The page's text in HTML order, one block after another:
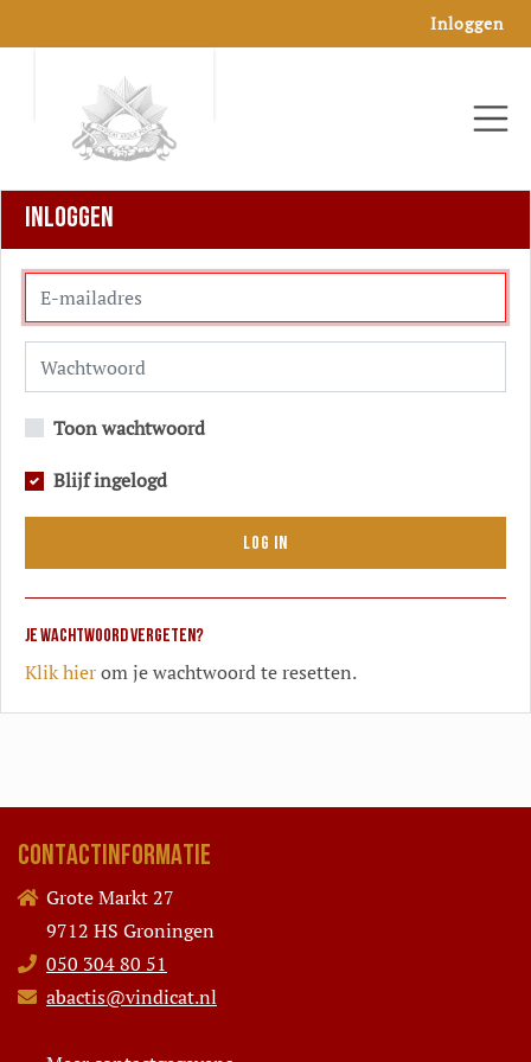
Inloggen
INLOGGEN
Toon wachtwoord
Blijf ingelogd
Log in
Je wachtwoord vergeten?
Klik hierom je wachtwoord te resetten.
CONTACTINFORMATIE
Grote Markt 27
9712 HS Groningen
050 304 80 51
abactis@vindicat.nl